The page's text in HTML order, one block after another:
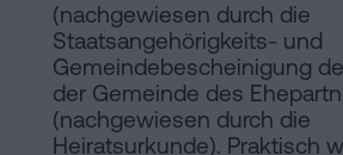
(nachgewiesen durch die
Staatsangehörigkeits- und
Gemeindebescheinigung
der Gemeinde des
(nachgewiesen durch die
Heiratsurkunde). Praktisch